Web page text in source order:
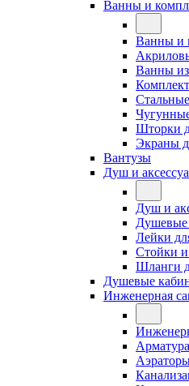
Ванны и
Ванны и
Ванны из
Шторки
Экраны
Вантузы
Душ и
Душ и
Душевые
Лейки
Стойки
Шланги
Душевые
Инженерная